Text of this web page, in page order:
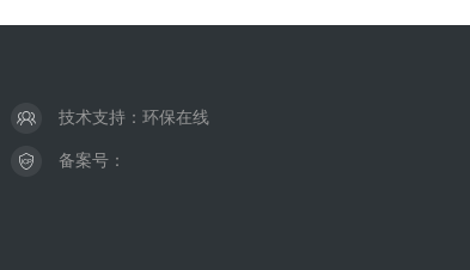
技术支持： 环保在线
备案号：